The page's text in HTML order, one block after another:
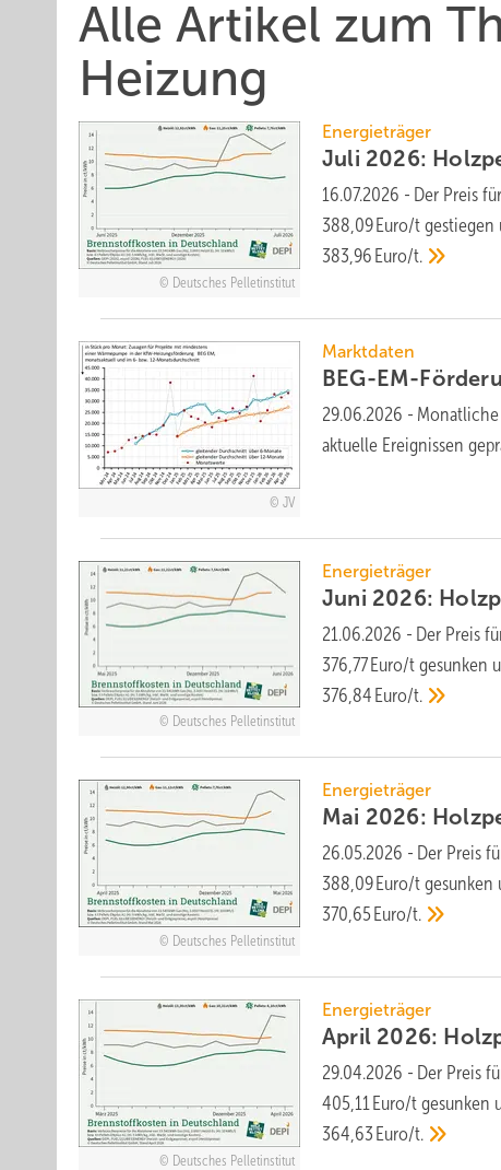
Alle Artikel zum
Heizung
Deutsches Pelletinstitut
Energieträger
Juli 2026:
16.07.2026 - Der Preis
388,09 Euro/t
383,96 Euro/t.
JV
Marktdaten
BEG-EM-
29.06.2026 -
aktuelle Er­eig­nissen
Deutsches Pelletinstitut
Energieträger
Juni 2026:
21.06.2026 - Der Preis
376,77 Euro/t
376,84 Euro/t.
Deutsches Pelletinstitut
Energieträger
Mai 2026:
26.05.2026 - Der Preis
388,09 Euro/t
370,65 Euro/t.
Deutsches Pelletinstitut
Energieträger
April 2026:
29.04.2026 - Der Preis
405,11 Euro/t ge­sunken
364,63 Euro/t.